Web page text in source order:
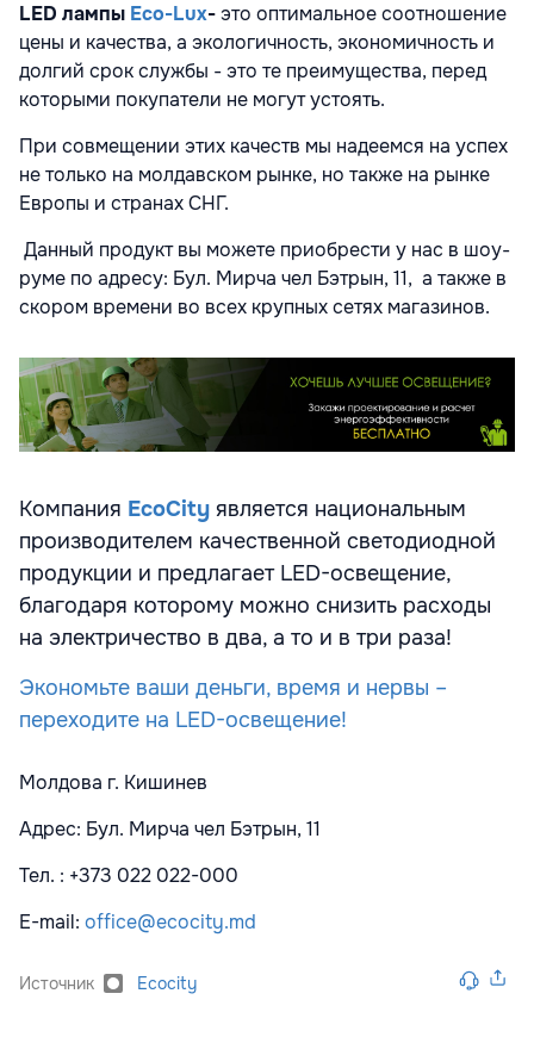
LED лампы Eco-Lux-это оптимальное соотношение
цены и качества, а экологичность, экономичность и
долгий срок службы - это те преимущества, перед
которыми покупатели не могут устоять.
При совмещении этих качеств мы надеемся на успех
не только на молдавском рынке, но также на рынке
Европы и странах СНГ.
Данный продукт вы можете приобрести у нас в шоу-
руме по адресу: Бул. Мирча чел Бэтрын, 11, а также в
скором времени во всех крупных сетях магазинов.
Компания EcoCity является национальным
производителем качественной светодиодной
продукции и предлагает LED-освещение,
благодаря которому можно снизить расходы
на электричество в два, а то и в три раза!
Экономьте ваши деньги, время и нервы –
переходите на LED-освещение!
Молдова г. Кишинев
Адрес: Бул. Мирча чел Бэтрын, 11
Тел. : +373 022 022-000
E-mail: office@ecocity.md
Источник Ecocity